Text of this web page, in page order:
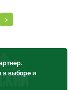
>
в выборе и